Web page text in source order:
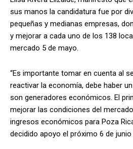
sus manos la candidatura fue por
pequeñas y medianas empresas,
y mejorar a cada uno de los 138
mercado 5 de mayo.
“Es importante tomar en cuenta al
reactivar la economía, debe haber
son generadores económicos. El
mejorar las condiciones del
ingresos económicos para Poza
decidido apoyo el próximo 6 de junio